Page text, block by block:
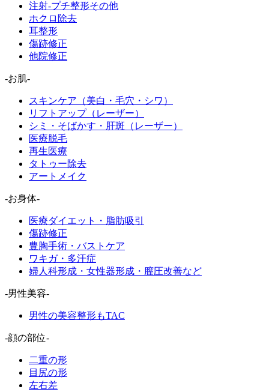
注射-プチ整形その他
ホクロ除去
耳整形
傷跡修正
他院修正
-お肌-
スキンケア（美白・毛穴・シワ）
リフトアップ（レーザー）
シミ・そばかす・肝斑（レーザー）
医療脱毛
再生医療
タトゥー除去
アートメイク
-お身体-
医療ダイエット・脂肪吸引
傷跡修正
豊胸手術・バストケア
ワキガ・多汗症
婦人科形成・女性器形成・膣圧改善など
-男性美容-
男性の美容整形もTAC
-顔の部位-
二重の形
目尻の形
左右差